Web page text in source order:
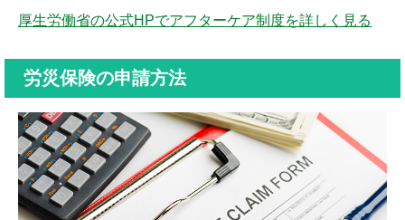
厚生労働省の公式HPでアフターケア制度を詳しく見る
労災保険の申請方法